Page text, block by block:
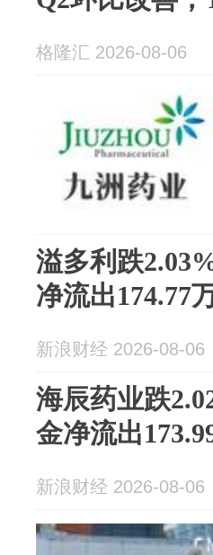
格隆汇 2026-08-06
溢多利跌
净流出174.77
新浪财经 2026-08-06
海辰药业跌
金净流出
新浪财经 2026-08-06